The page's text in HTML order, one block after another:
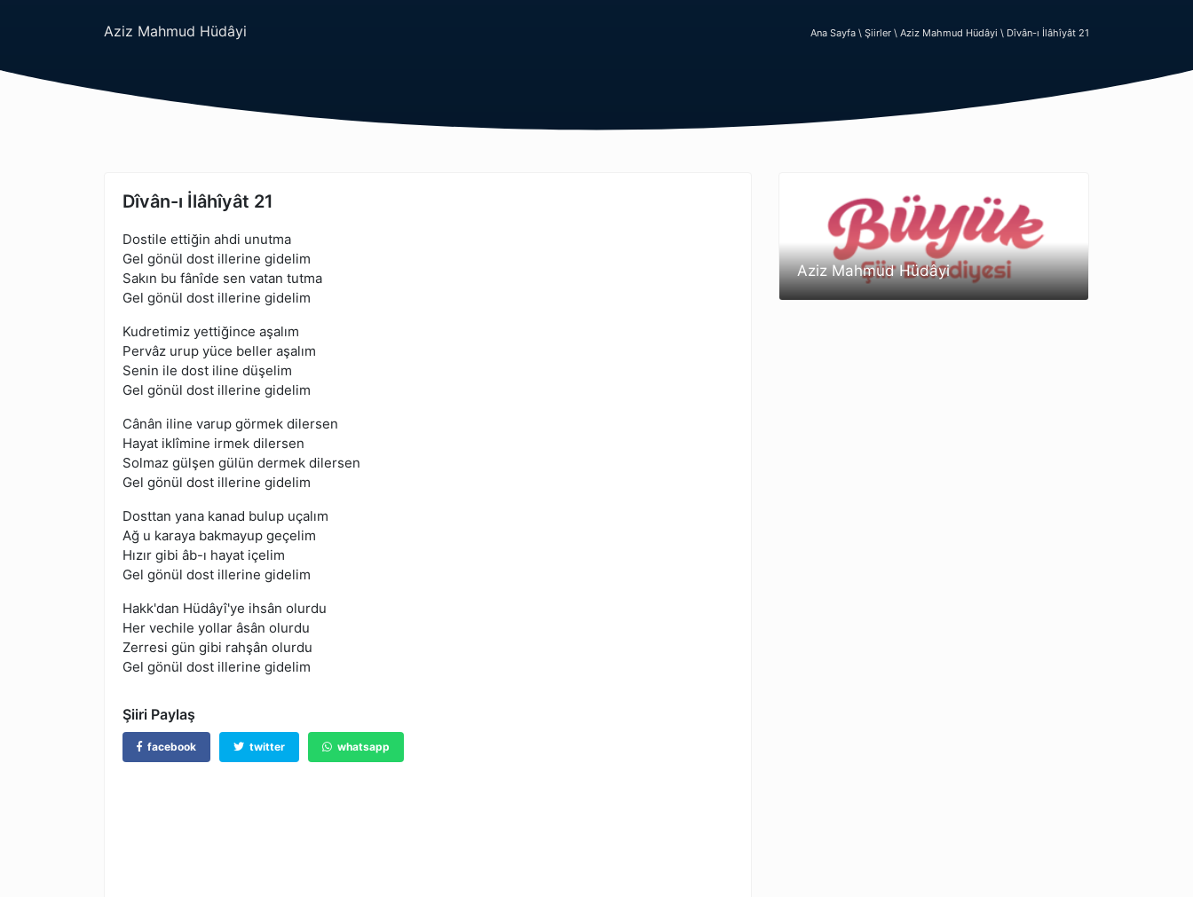
Aziz Mahmud Hüdâyi Ana Sayfa \ Şiirler \ Aziz Mahmud Hüdâyi \ Dîvân-ı İlâhîyât 21
Dîvân-ı İlâhîyât 21
Dostile ettiğin ahdi unutma
Gel gönül dost illerine gidelim
Sakın bu fânîde sen vatan tutma
Gel gönül dost illerine gidelim
Kudretimiz yettiğince aşalım
Pervâz urup yüce beller aşalım
Senin ile dost iline düşelim
Gel gönül dost illerine gidelim
Cânân iline varup görmek dilersen
Hayat iklîmine irmek dilersen
Solmaz gülşen gülün dermek dilersen
Gel gönül dost illerine gidelim
Dosttan yana kanad bulup uçalım
Ağ u karaya bakmayup geçelim
Hızır gibi âb-ı hayat içelim
Gel gönül dost illerine gidelim
Hakk'dan Hüdâyî'ye ihsân olurdu
Her vechile yollar âsân olurdu
Zerresi gün gibi rahşân olurdu
Gel gönül dost illerine gidelim
Şiiri Paylaş
facebook twitter whatsapp
Aziz Mahmud Hüdâyi